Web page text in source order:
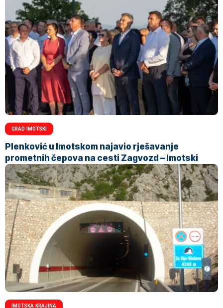
GRAD IMOTSKI
Plenković u Imotskom najavio rješavanje
prometnih čepova na cesti Zagvozd – Imotski
IMOTSKA KRAJINA